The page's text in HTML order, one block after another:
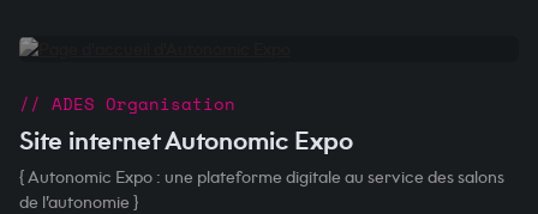
// ADES Organisation
Site internet Autonomic Expo
{ Autonomic Expo : une plateforme digitale au service des salons
de l’autonomie }